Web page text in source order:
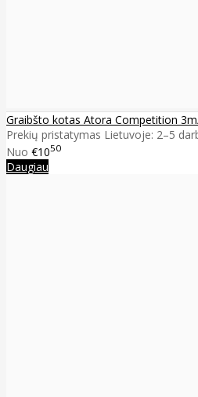
Graibšto kotas Atora Competition
Prekių pristatymas Lietuvoje: 2–5
Nuo €1050
Daugiau